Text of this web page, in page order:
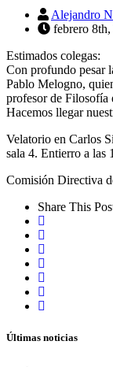
Alejandro
febrero
Estimados colegas:
Con profundo pesar
Pablo Melogno,
profesor de Filosofía
Hacemos llegar
Velatorio en Carlos
sala 4. Entierro a las
Comisión Directiva
Share This
Últimas noticias